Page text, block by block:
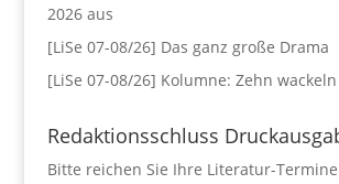
2026 aus
[LiSe 07-08/26] Das ganz große Drama
[LiSe 07-08/26] Kolumne: Zehn
Redaktionsschluss
Bitte reichen Sie Ihre Literatur-